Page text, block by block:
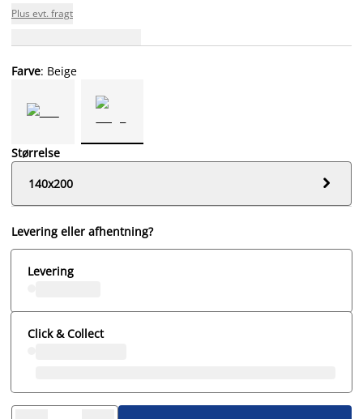
Plus evt. fragt
Farve: Beige
Størrelse
140x200

Levering eller afhentning?
Levering
Click & Collect